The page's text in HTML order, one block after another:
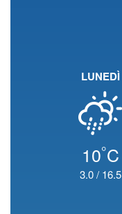
LUNEDÌ
10°C
3.0/ 16.5